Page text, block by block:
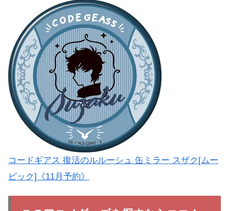
コードギアス 復活のルルーシュ 缶ミラー スザク[ムー
ビック]《11月予約》